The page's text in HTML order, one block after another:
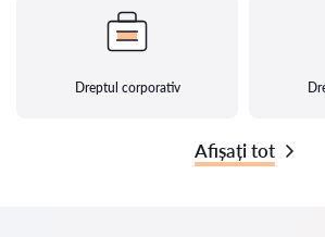
Dreptul corporativ
Afișați tot